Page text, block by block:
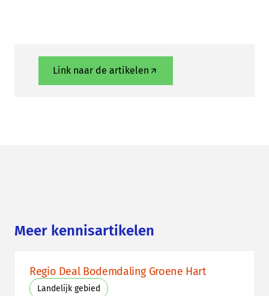
Link naar de artikelen
Meer kennisartikelen
Regio Deal Bodemdaling Groene Hart
Landelijk gebied